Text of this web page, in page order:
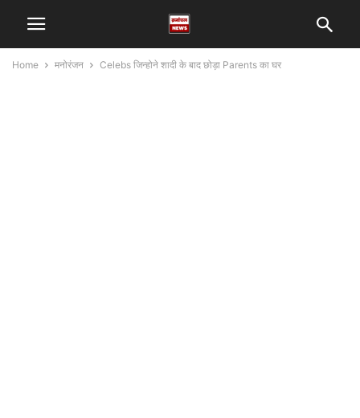
Home मनोरंजन Celebs जिन्होने शादी के बाद छोड़ा Parents का घर